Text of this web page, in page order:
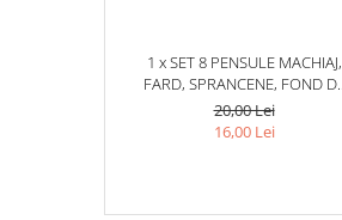
1 x SET 8 PENSULE MACHIAJ,
FARD, SPRANCENE, FOND DE
TEN, PUDRA, PERI SINTETICI,
MANER PLASTIC, VERZI
20,00 Lei
16,00 Lei